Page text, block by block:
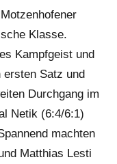
Klasse.
Kampfgeist und
Satz und
Durchgang im
Netik (6:4/6:1)
machten
Matthias Lesti